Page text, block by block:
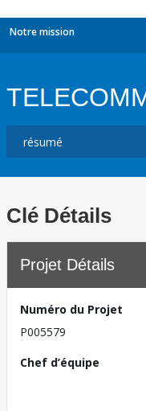
Notre mission
Clé Détails
Projet Détails
Numéro du Projet
P005579
Chef d’équipe